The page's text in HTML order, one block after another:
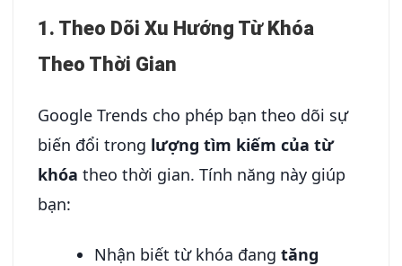
1. Theo Dõi Xu Hướng Từ Khóa
Theo Thời Gian
Google Trends cho phép bạn theo dõi sự
biến đổi trong lượng tìm kiếm của từ
khóa theo thời gian. Tính năng này giúp
bạn:
Nhận biết từ khóa đangtăng